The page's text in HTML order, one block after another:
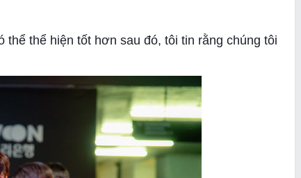
thể thể hiện tốt hơn sau đó, tôi tin rằng chúng tôi